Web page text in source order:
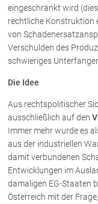
eingeschränkt wird
rechtliche Konstruktion
von
Verschulden des
schwieriges
Die Idee
Aus rechtspolitischer
ausschließlich auf den
Immer mehr wurde es
aus der industriellen
damit verbundenen
Entwicklungen im
damaligen EG-Staaten
Österreich mit der